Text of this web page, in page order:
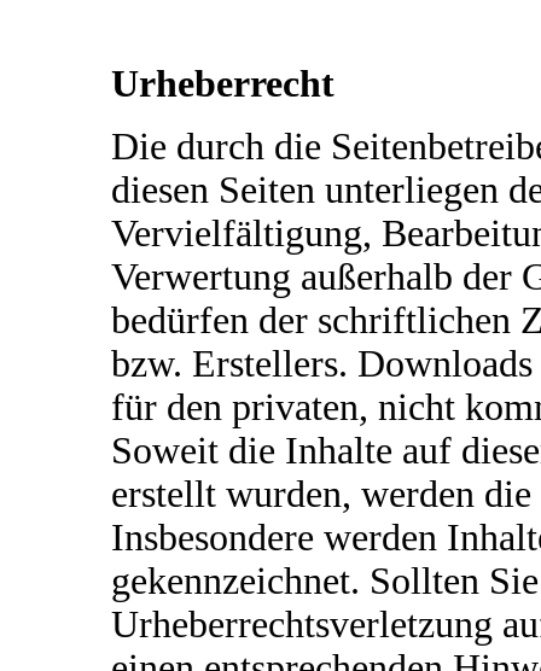
Urheberrecht
Die durch die
diesen Seiten unterliegen
Vervielfältigung,
Verwertung außerhalb der
bedürfen der schriftlichen
bzw. Erstellers.
für den privaten, nicht
Soweit die Inhalte auf
erstellt wurden, werden
Insbesondere werden
gekennzeichnet. Sollten
Urheberrechtsverletzung